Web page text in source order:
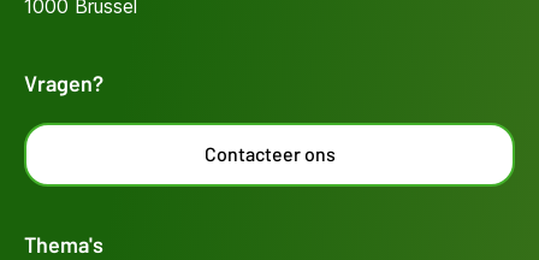
1000 Brussel
Vragen?
Contacteer ons
Thema's